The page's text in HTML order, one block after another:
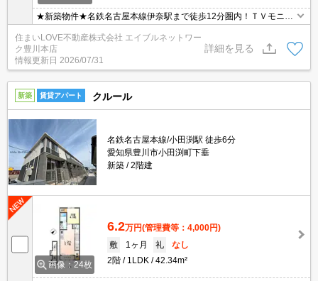
★新築物件★名鉄名古屋本線伊奈駅まで徒歩12分圏内！ＴＶモニタ
ーホン・宅配ボックスなど人気の設備も充実♪
住まいLOVE不動産株式会社 エイブルネットワー
ク豊川本店
情報更新日 2026/07/31
詳細を見る
新築 賃貸アパート クルール
名鉄名古屋本線/小田渕駅 徒歩6分
愛知県豊川市小田渕町下垂
新築
2階建
画像：24枚
6.2万円(管理費等：4,000円)
敷
1ヶ月 礼
なし
2階
1LDK 42.34m²